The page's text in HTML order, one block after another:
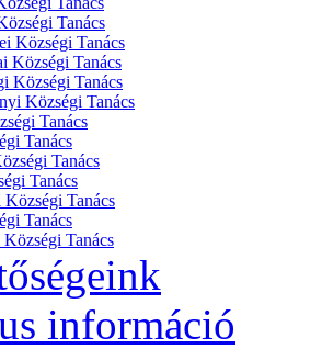
Tanács
Községi Tanács
Községi Tanács
Községi Tanács
Községi Tanács
Tanács
Tanács
Tanács
Tanács
Községi Tanács
Tanács
Tanács
információ